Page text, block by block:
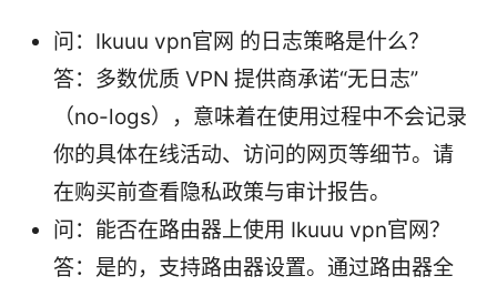
问：Ikuuu vpn官网 的日志策略是什么？
答：多数优质 VPN 提供商承诺“无日志”
（no-logs），意味着在使用过程中不会记录
你的具体在线活动、访问的网页等细节。请
在购买前查看隐私政策与审计报告。
问：能否在路由器上使用 Ikuuu vpn官网？
答：是的，支持路由器设置。通过路由器全